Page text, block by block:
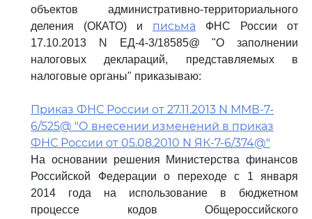
объектов административно-территориального
деления (ОКАТО) и письма ФНС России от
17.10.2013 N ЕД-4-3/18585@ "О заполнении
налоговых деклараций, представляемых в
налоговые органы" приказываю:
Приказ ФНС России от 27.11.2013 N ММВ-7-
6/525@ "О внесении изменений в приказ
ФНС России от 05.08.2010 N ЯК-7-6/374@"
На основании решения Министерства финансов
Российской Федерации о переходе с 1 января
2014 года на использование в бюджетном
процессе кодов Общероссийского